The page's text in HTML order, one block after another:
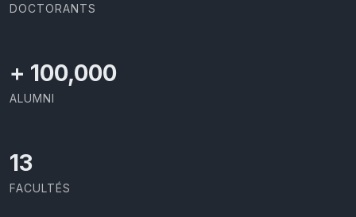
DOCTORANTS
+ 100,000
ALUMNI
13
FACULTÉS